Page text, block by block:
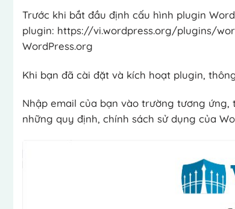
Trước khi bắt đầu định cấu hình plugin
plugin: https://vi.wordpress.org/plugins/
WordPress.org
Khi bạn đã cài đặt và kích hoạt plugin,
Nhập email của bạn vào trường tương
những quy định, chính sách sử dụng của